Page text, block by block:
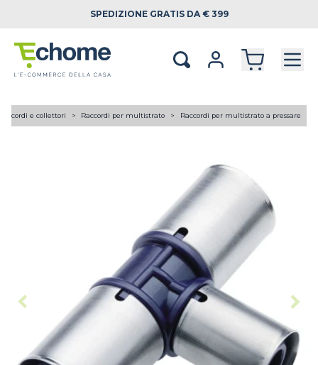
SPEDIZIONE GRATIS DA € 399
e collettori Raccordi per multistrato Raccordi per multistrato a pressare